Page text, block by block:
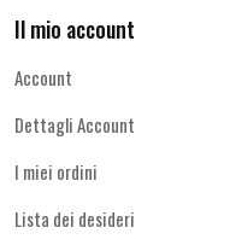
Il mio account
Account
Dettagli Account
I miei ordini
Lista dei desideri